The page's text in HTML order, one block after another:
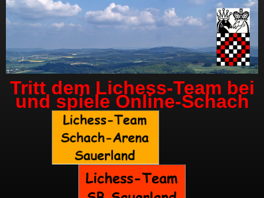
Tritt dem Lichess-Team bei
und spiele Online-Schach